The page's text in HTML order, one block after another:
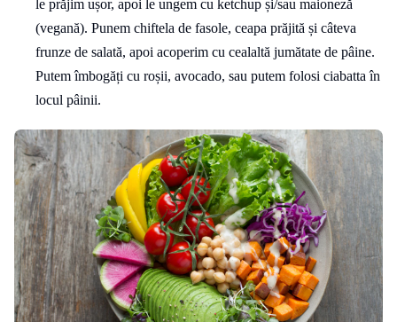
le prăjim ușor, apoi le ungem cu ketchup și/sau maioneză
(vegană). Punem chiftela de fasole, ceapa prăjită și câteva
frunze de salată, apoi acoperim cu cealaltă jumătate de pâine.
Putem îmbogăți cu roșii, avocado, sau putem folosi ciabatta în
locul pâinii.